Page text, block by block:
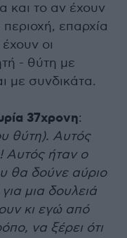
και το αν έχουν
επαρχία
οι
- θύτη με
με συνδικάτα.
37χρονη:
θύτη). Αυτός
Αυτός ήταν ο
θα δούνε αύριο
μια δουλειά
κι εγώ από
να ξέρει ότι